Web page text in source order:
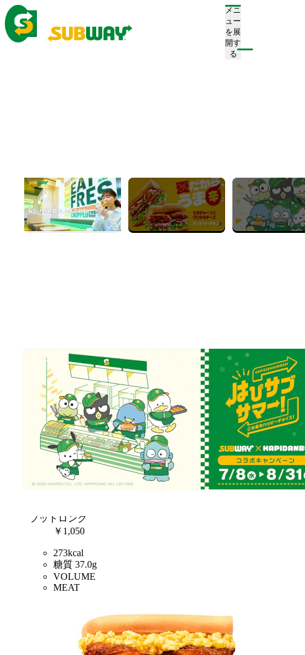
メニ
ュー
を展
開す
る
すべて
期間限定
MEAT
VEGETABLES
チリチキン
フットロング
￥1,050
273kcal
糖質 37.0g
VOLUME
MEAT